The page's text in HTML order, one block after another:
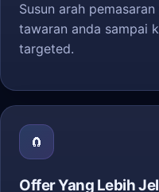
Susun arah
tawaran anda sampai
targeted.
🧲
Offer Yang Lebih